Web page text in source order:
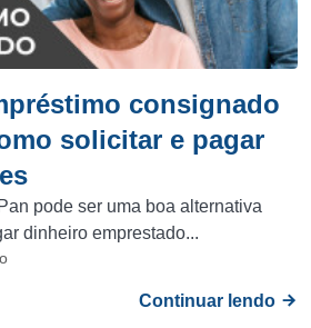
consignado
solicitar e pagar
pode ser uma boa alternativa
dinheiro emprestado...
Continuar lendo